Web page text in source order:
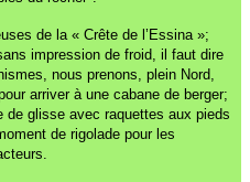
de la « Crête de l’Essina »;
impression de froid, il faut dire
nous prenons, plein Nord,
arriver à une cabane de berger;
glisse avec raquettes aux pieds
de rigolade pour les